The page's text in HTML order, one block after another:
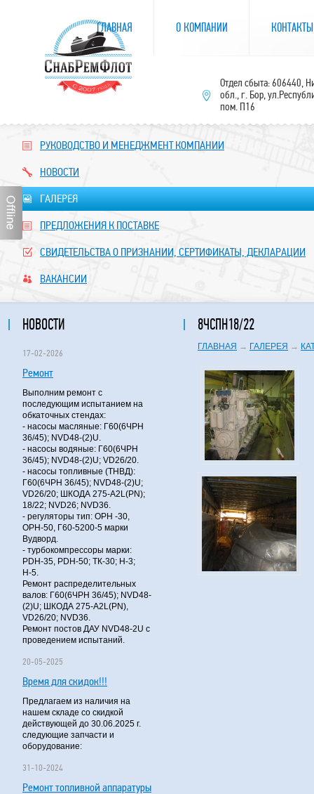
РУКОВОДСТВО И МЕНЕДЖМЕНТ КОМПАНИИ
НОВОСТИ
ГАЛЕРЕЯ
ПРЕДЛОЖЕНИЯ К ПОСТАВКЕ
СВИДЕТЕЛЬСТВА О ПРИЗНАНИИ, СЕРТИФИКАТЫ, ДЕКЛАРАЦИИ
ВАКАНСИИ
НОВОСТИ
17-02-2026
Ремонт
Выполним ремонт с
последующим испытанием на
обкаточных стендах:
- насосы масляные: Г60(6ЧРН
36/45); NVD48-(2)U.
- насосы водяные: Г60(6ЧРН
36/45); NVD48-(2)U; VD26/20.
- насосы топливные (ТНВД):
Г60(6ЧРН 36/45); NVD48-(2)U;
VD26/20; ШКОДА 275-A2L(PN);
18/22; NVD26; NVD36.
- регуляторы тип: ОРН -30,
ОРН-50, Г60-5200-5 марки
Вудворд.
- турбокомпрессоры марки:
PDH-35, PDH-50; ТК-30; Н-3;
Н-5.
Ремонт распределительных
валов: Г60(6ЧРН 36/45); NVD48-
(2)U; ШКОДА 275-A2L(PN),
VD26/20; NVD36.
Ремонт постов ДАУ NVD48-2U с
проведением испытаний.
20-05-2025
Время для скидок!!!
Предлагаем из наличия на
нашем складе со скидкой
действующей до 30.06.2025 г.
следующие запчасти и
оборудование:
31-10-2024
Ремонт топливной аппаратуры
8ЧСПН18/22
ГЛАВНАЯ → ГАЛЕРЕЯ →
ГЛАВНАЯ О КОМПАНИИ КОНТАКТЫ
Отдел сбыта: 606440,
обл., г. Бор,
пом. П16